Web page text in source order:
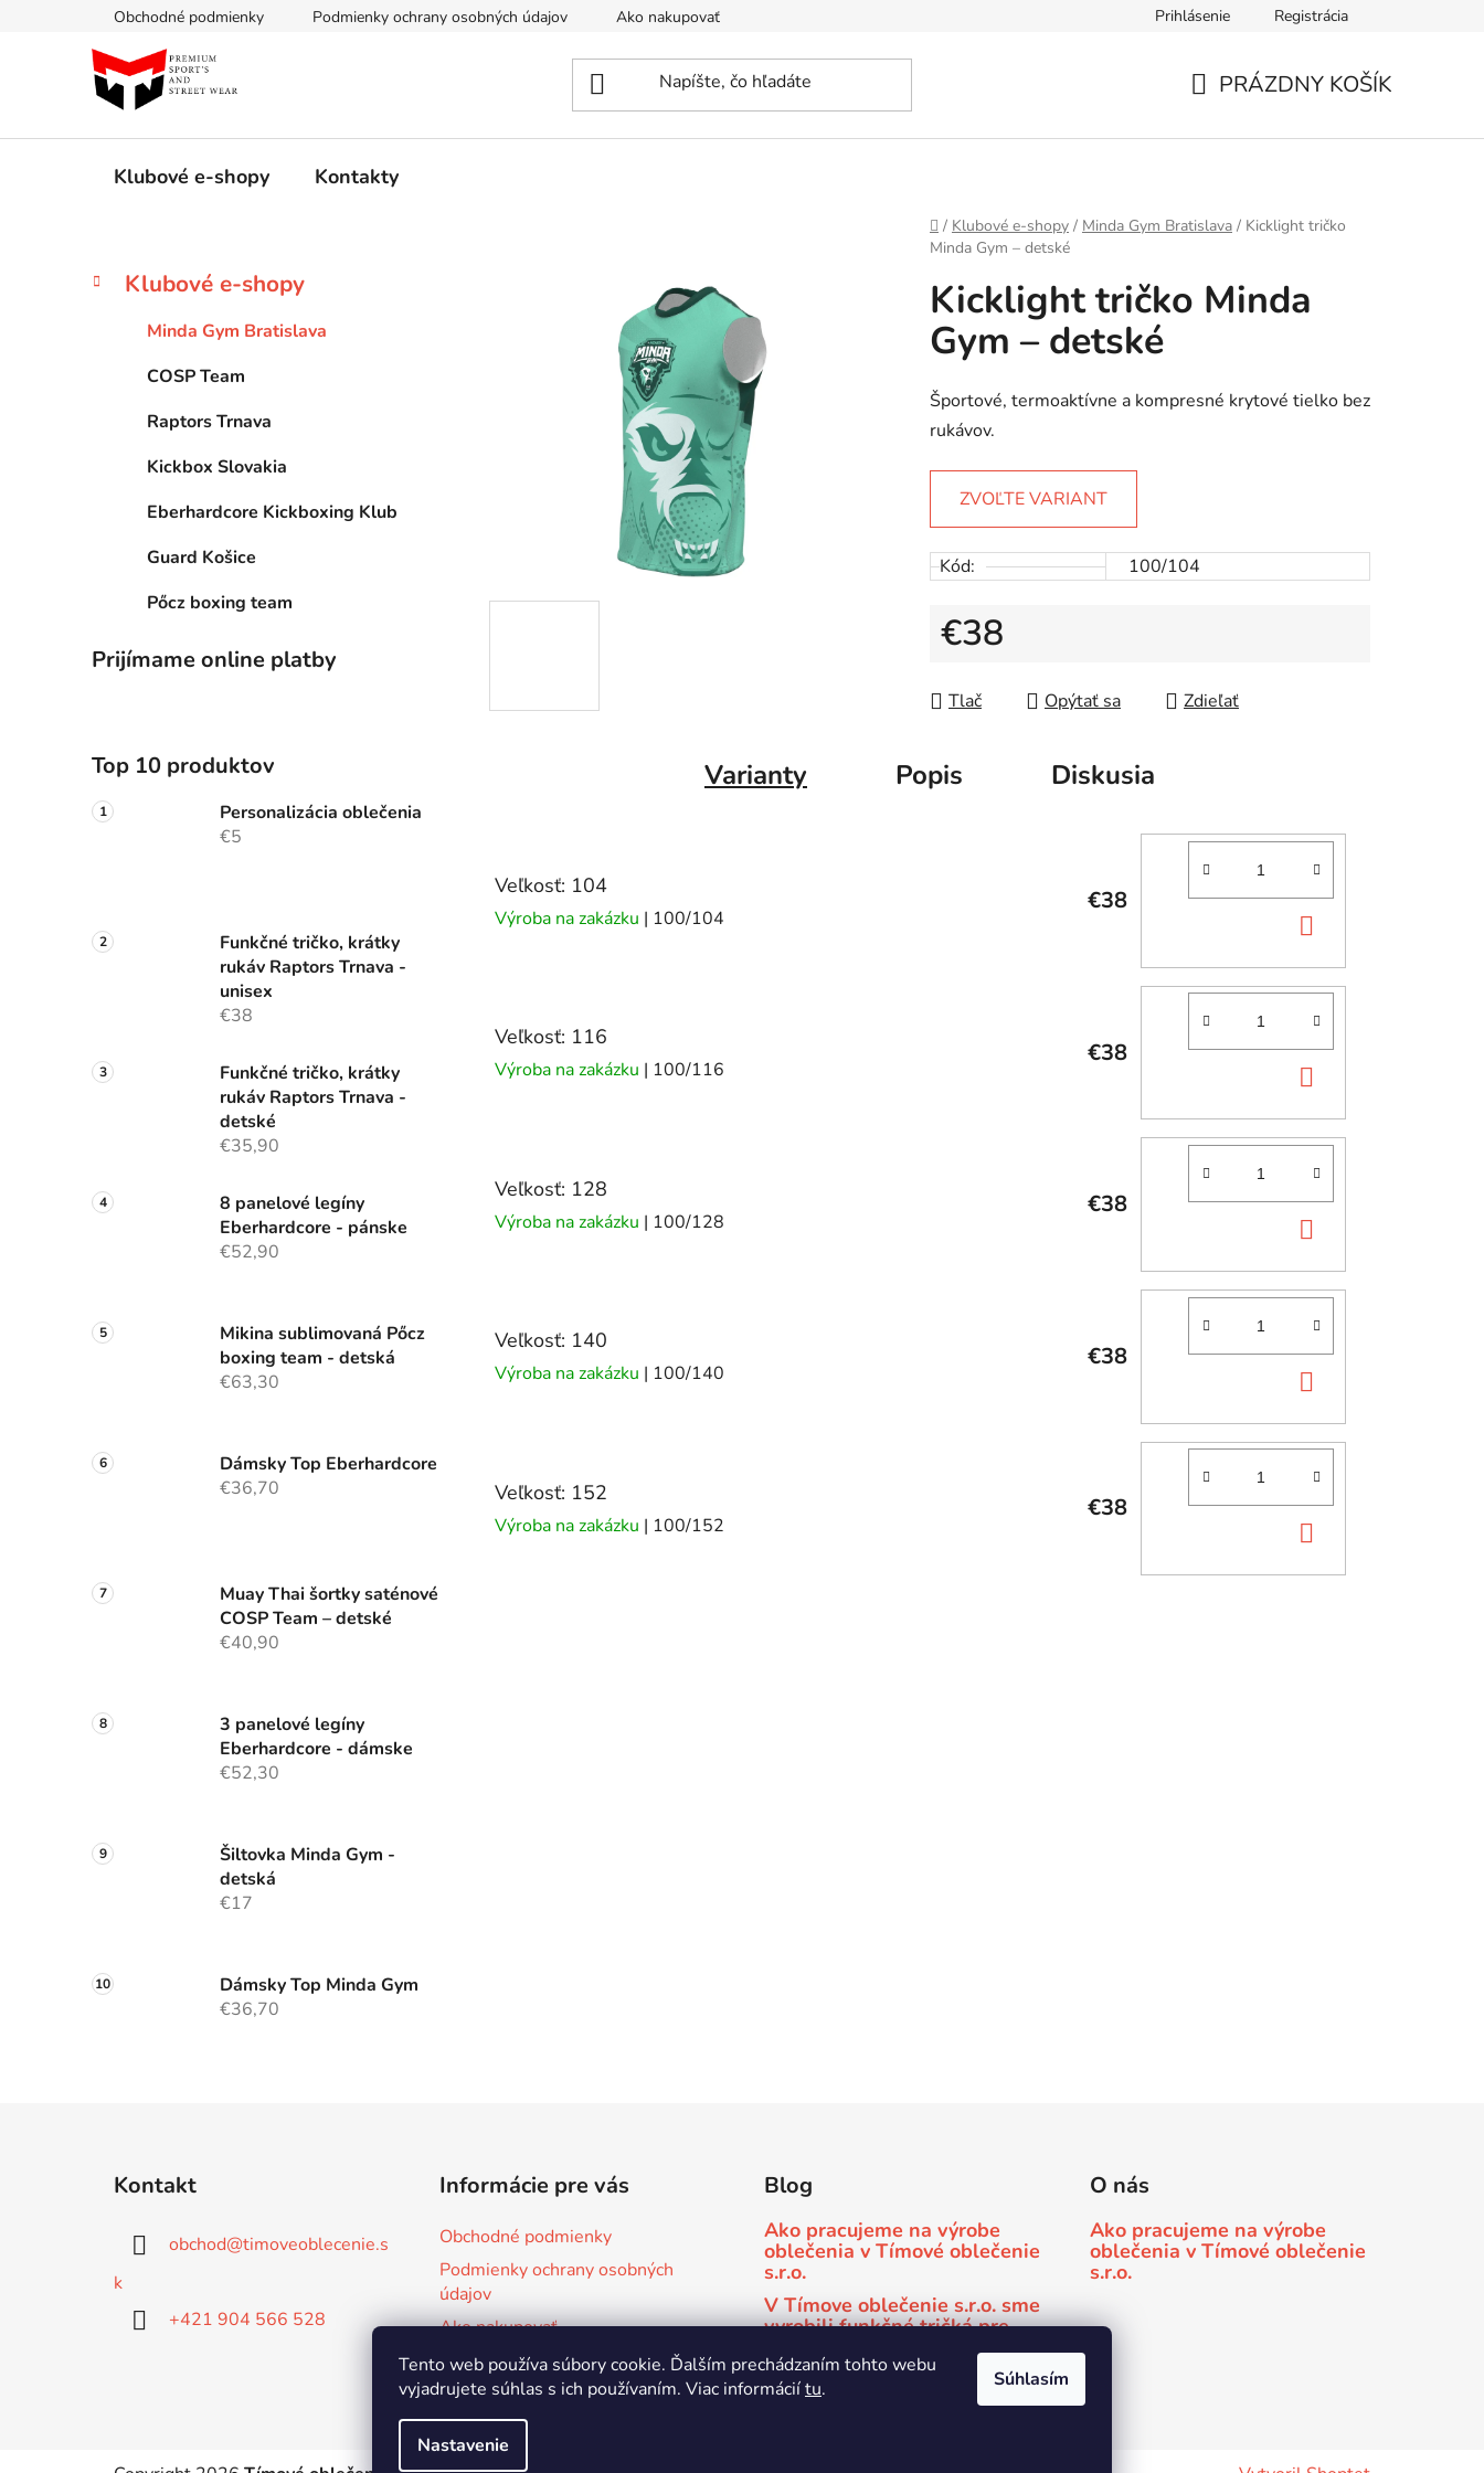
Tento web používa súbory cookie. Ďalším prechádzaním tohto webu
vyjadrujete súhlas s ich používaním. Viac informáciítu.
Nastavenie
Súhlasím
Obchodné podmienky Podmienky ochrany osobných údajov Ako nakupovať Prihlásenie Registrácia
PRÁZDNY KOŠÍK
Klubové e-shopy Kontakty
Domov
/ Klubové e-shopy / Minda Gym Bratislava / Kicklight tričko
Minda Gym – detské
BPreskočiť
kategórie
K
a
Klubové e-shopy
Minda Gym Bratislava
COSP Team
Raptors Trnava
Kickbox Slovakia
Eberhardcore Kickboxing Klub
Guard Košice
Pőcz boxing team
Prijímame online platby
Top 10 produktov
Personalizácia oblečenia
€5
Funkčné tričko, krátky
rukáv Raptors Trnava -
unisex
€38
Funkčné tričko, krátky
rukáv Raptors Trnava -
detské
€35,90
8 panelové legíny
Eberhardcore - pánske
€52,90
Mikina sublimovaná Pőcz
boxing team - detská
€63,30
Dámsky Top Eberhardcore
€36,70
Muay Thai šortky saténové
COSP Team – detské
€40,90
3 panelové legíny
Eberhardcore - dámske
€52,30
Šiltovka Minda Gym -
detská
€17
Dámsky Top Minda Gym
€36,70
Kicklight tričko Minda
Gym – detské
Športové, termoaktívne a kompresné krytové tielko bez
rukávov.
ZVOĽTE VARIANT
Kód: 100/104
€38
Tlač
Opýtať sa Zdieľať
Varianty Popis Diskusia
Veľkosť: 104
Výroba na zakázku | 100/104
€38
KOŠÍKA
Veľkosť: 116
Výroba na zakázku | 100/116
€38
KOŠÍKA
Veľkosť: 128
Výroba na zakázku | 100/128
€38
KOŠÍKA
Veľkosť: 140
Výroba na zakázku | 100/140
€38
KOŠÍKA
Veľkosť: 152
Výroba na zakázku | 100/152
€38
KOŠÍKA
Kontakt
obchod@timoveoblecenie.s
k
+421 904 566 528
Informácie pre vás
Obchodné podmienky
Podmienky ochrany osobných
údajov
Ako nakupovať
Tvoríme športové oblečenie na
mieru
Blog
Ako pracujeme na výrobe
oblečenia v Tímové oblečenie
s.r.o.
V Tímove oblečenie s.r.o. sme
vyrobili funkčné tričká pre
športový klub kickboxu Minda
Gym Bratislava
O nás
Ako pracujeme na výrobe
oblečenia v Tímové oblečenie
s.r.o.